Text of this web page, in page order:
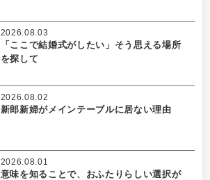
「ここで結婚式がしたい」そう思える場所
を探して
2026.08.03
新郎新婦がメインテーブルに居ない理由
2026.08.02
意味を知ることで、おふたりらしい選択が
2026.08.01